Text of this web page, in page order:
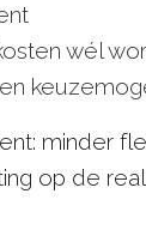
wél
minder
op de